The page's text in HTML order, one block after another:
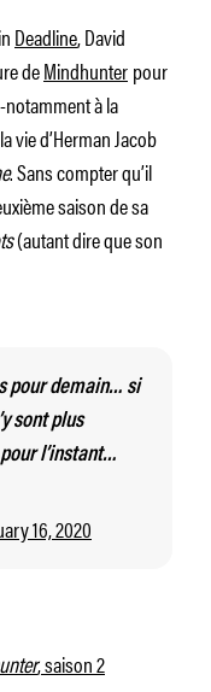
Deadline, David
deMindhunterpour
à la
vie d’Herman Jacob
. Sans compter qu’il
saison de sa
(autant dire que son
pour demain… si
sont plus
l’instant…
16, 2020
, saison 2